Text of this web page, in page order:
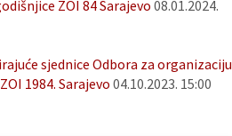
ZOI 84 Sarajevo 08.01.2024.
sjednice Odbora za organizaciju
1984. Sarajevo 04.10.2023. 15:00